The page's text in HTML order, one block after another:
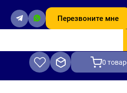
Перезвоните мне
0